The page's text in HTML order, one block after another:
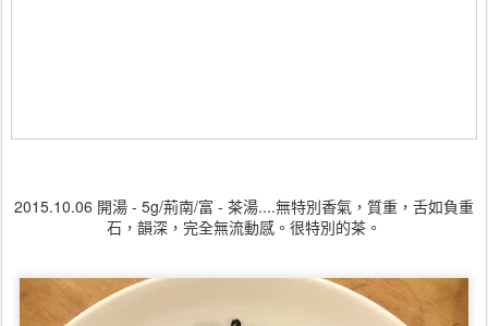
2015.10.06 開湯 - 5g/荊南/富 - 茶湯....無特別香氣，質重，舌如負重
石，韻深，完全無流動感。很特別的茶。